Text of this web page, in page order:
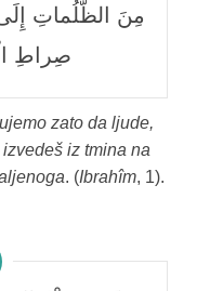
مِنَ الظُّلُماتِ
صِراطِ
zato da ljude,
iz tmina na
. (Ibrahîm, 1).